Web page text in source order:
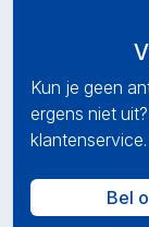
Kun je geen
ergens niet
klantenservice.
Bel